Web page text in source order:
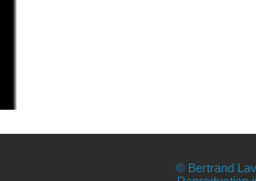
© Bertrand